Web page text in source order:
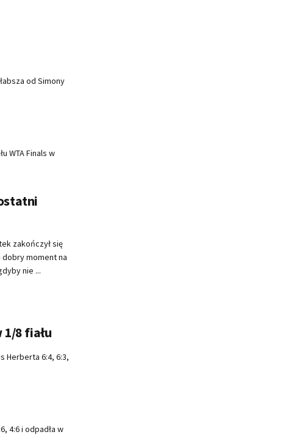
od Simony
WTA Finals w
zakończył się
dobry moment na
nie ...
1/8 fiału
Herberta 6:4, 6:3,
4:6 i odpadła w